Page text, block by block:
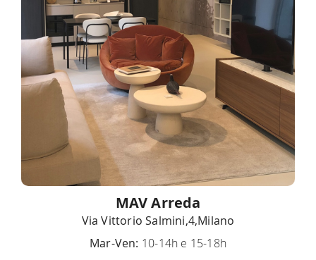
MAV Arreda
Via Vittorio Salmini,4,Milano
Mar-Ven: 10-14h e 15-18h